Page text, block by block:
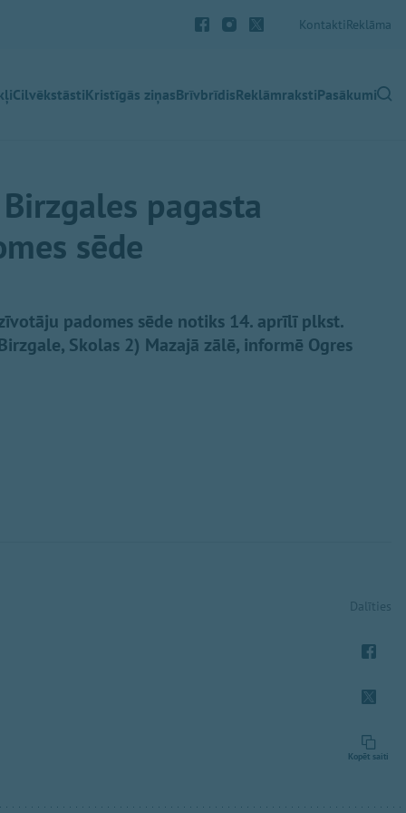
KontaktiReklāma
CilvēkstāstiKristīgās ziņasBrīvbrīdisReklāmrakstiPasākumi
pagasta
sēde
padomes sēde notiks 14. aprīlī plkst.
Skolas 2) Mazajā zālē, informē Ogres
Dalīties
Kopēt saiti